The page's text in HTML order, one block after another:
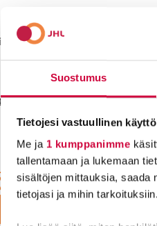
Suostumus
Tietojesi vastuullinen käyttö
Me ja 1 kumppanimme
tallentamaan ja lukemaan
sisältöjen mittauksia, saada
tietojasi ja mihin tarkoituksiin.
rakennetta, eri
rakenteen, oman
periaatteet.
Jaa